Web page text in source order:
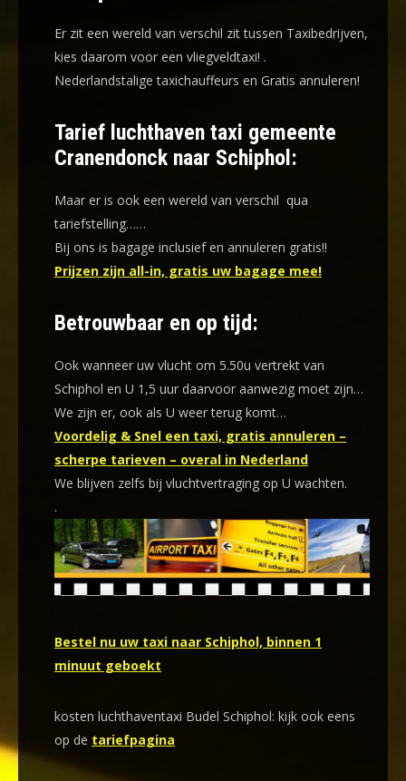
Er zit een wereld van verschil zit tussen Taxibedrijven,
kies daarom voor een vliegveldtaxi! .
Nederlandstalige taxichauffeurs en Gratis annuleren!
Tarief luchthaven taxi gemeente
Cranendonck naar Schiphol:
Maar er is ook een wereld van verschil qua
tariefstelling……
Bij ons is bagage inclusief en annuleren gratis!!
Prijzen zijn all-in, gratis uw bagage mee!
Betrouwbaar en op tijd:
Ook wanneer uw vlucht om 5.50u vertrekt van
Schiphol en U 1,5 uur daarvoor aanwezig moet zijn…
We zijn er, ook als U weer terug komt…
Voordelig & Snel een taxi, gratis annuleren –
scherpe tarieven – overal in Nederland
We blijven zelfs bij vluchtvertraging op U wachten.
.
Bestel nu uw taxi naar Schiphol, binnen 1
minuut geboekt
kosten luchthaventaxi Budel Schiphol: kijk ook eens
op de tariefpagina